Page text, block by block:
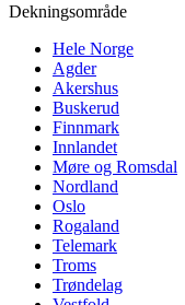
Dekningsområde
Hele Norge
Agder
Akershus
Buskerud
Finnmark
Innlandet
Møre og Romsdal
Nordland
Oslo
Rogaland
Telemark
Troms
Trøndelag